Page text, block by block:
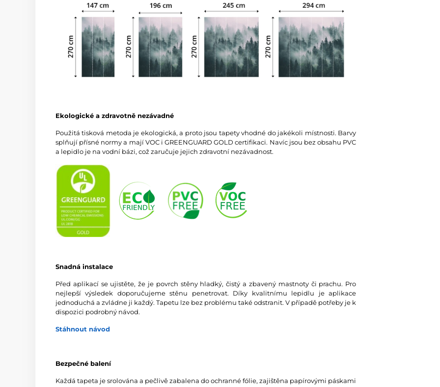
Ekologické a zdravotně nezávadné
Použitá tisková metoda je ekologická, a proto jsou tapety vhodné do jakékoli místnosti. Barvy
splňují přísné normy a mají VOC i GREENGUARD GOLD certifikaci. Navíc jsou bez obsahu PVC
a lepidlo je na vodní bázi, což zaručuje jejich zdravotní nezávadnost.
Snadná instalace
Před aplikací se ujistěte, že je povrch stěny hladký, čistý a zbavený mastnoty či prachu. Pro
nejlepší výsledek doporučujeme stěnu penetrovat. Díky kvalitnímu lepidlu je aplikace
jednoduchá a zvládne ji každý. Tapetu lze bez problému také odstranit. V případě potřeby je k
dispozici podrobný návod.
Stáhnout návod
Bezpečné balení
Každá tapeta je srolována a pečlivě zabalena do ochranné fólie, zajištěna papírovými páskami